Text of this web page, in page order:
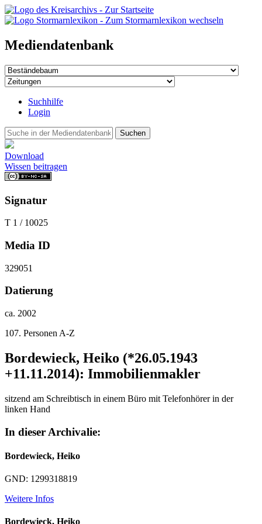
Mediendatenbank
Suchhilfe
Login
Suchen
Download
Wissen beitragen
Signatur
T 1 / 10025
Media ID
329051
Datierung
ca. 2002
107. Personen A-Z
Bordewieck, Heiko (*26.05.1943
+11.11.2014): Immobilienmakler
sitzend am Schreibtisch in einem Büro mit Telefonhörer in der
linken Hand
In dieser Archivalie:
Bordewieck, Heiko
GND: 1299318819
Weitere Infos
Bordewieck, Heiko